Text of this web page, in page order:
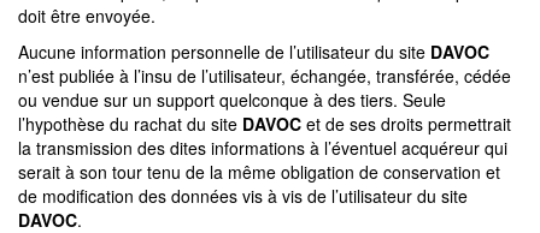
doit être envoyée.
Aucune information personnelle de l’utilisateur du site DAVOC
n’est publiée à l’insu de l’utilisateur, échangée, transférée, cédée
ou vendue sur un support quelconque à des tiers. Seule
l’hypothèse du rachat du site DAVOC et de ses droits permettrait
la transmission des dites informations à l’éventuel acquéreur qui
serait à son tour tenu de la même obligation de conservation et
de modification des données vis à vis de l’utilisateur du site
DAVOC.